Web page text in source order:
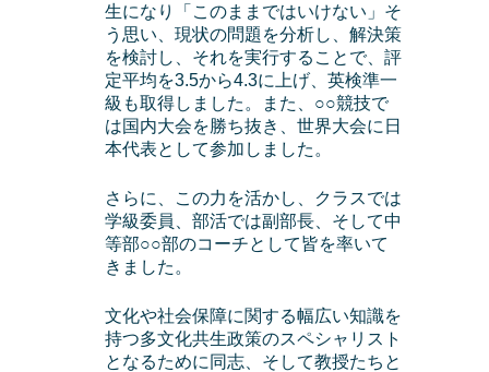
生になり「このままではいけない」そ
う思い、現状の問題を分析し、解決策
を検討し、それを実行することで、評
定平均を3.5から4.3に上げ、英検準一
級も取得しました。また、○○競技で
は国内大会を勝ち抜き、世界大会に日
本代表として参加しました。
さらに、この力を活かし、クラスでは
学級委員、部活では副部長、そして中
等部○○部のコーチとして皆を率いて
きました。
文化や社会保障に関する幅広い知識を
持つ多文化共生政策のスペシャリスト
となるために同志、そして教授たちと